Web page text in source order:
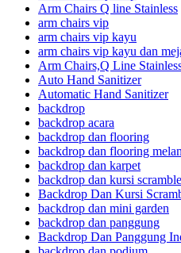
Arm Chairs Q line Stainless
arm chairs vip
arm chairs vip kayu
arm chairs vip kayu dan
Arm Chairs,Q Line
Auto Hand Sanitizer
Automatic Hand Sanitizer
backdrop
backdrop acara
backdrop dan flooring
backdrop dan flooring
backdrop dan karpet
backdrop dan kursi scramble
Backdrop Dan Kursi
backdrop dan mini garden
backdrop dan panggung
Backdrop Dan Panggung